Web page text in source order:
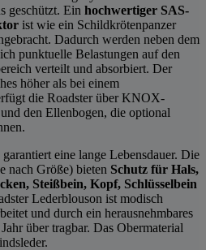
geschützt. Ein hochwertiger SAS-
ist wie ein Schildkrötenpanzer
Dadurch werden neben dem
punktuelle Belastungen auf den
verteilt und absorbiert. Der
höher als bei einem
die Roadster über KNOX-
den Ellenbogen, die optional
eine lange Lebensdauer. Die
nach Größe) bieten Schutz für Hals,
Steißbein, Kopf, Schlüsselbein
Lederblouson ist modisch
und durch ein herausnehmbares
über tragbar. Das Obermaterial